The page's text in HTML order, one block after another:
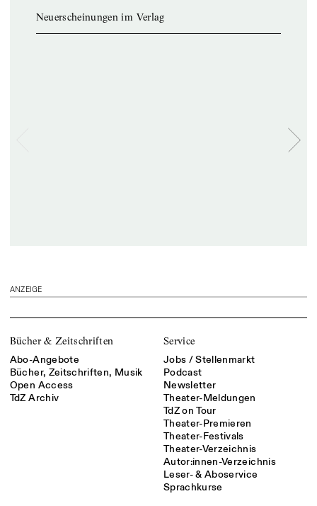
Neuerscheinungen im Verlag
ANZEIGE
Bücher & Zeitschriften
Abo-Angebote
Bücher, Zeitschriften, Musik
Open Access
TdZ Archiv
Service
Jobs / Stellenmarkt
Podcast
Newsletter
Theater-Meldungen
TdZ on Tour
Theater-Premieren
Theater-Festivals
Theater-Verzeichnis
Autor:innen-Verzeichnis
Leser- & Aboservice
Sprachkurse